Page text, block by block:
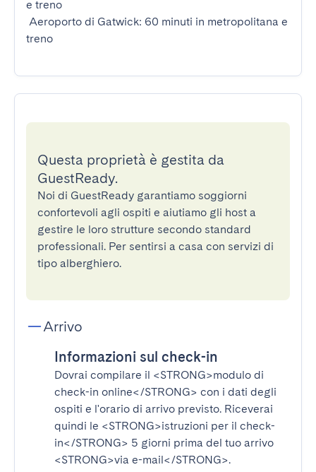
e treno
treno
Questa proprietà è gestita da
GuestReady.
Noi di GuestReady garantiamo soggiorni
confortevoli agli ospiti e aiutiamo gli host a
gestire le loro strutture secondo standard
professionali. Per sentirsi a casa con servizi di
tipo alberghiero.
Arrivo
Informazioni sul check-in
Dovrai compilare il <STRONG>modulo di
check-in online</STRONG> con i dati degli
ospiti e l'orario di arrivo previsto. Riceverai
quindi le <STRONG>istruzioni per il check-
in</STRONG> 5 giorni prima del tuo arrivo
<STRONG>via e-mail</STRONG>.